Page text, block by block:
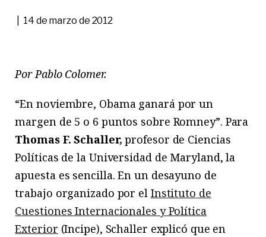
| 14 de marzo de 2012
Por Pablo Colomer.
“En noviembre, Obama ganará por un
margen de 5 o 6 puntos sobre Romney”. Para
Thomas F. Schaller, profesor de Ciencias
Políticas de la Universidad de Maryland, la
apuesta es sencilla. En un desayuno de
trabajo organizado por el Instituto de
Cuestiones Internacionales y Política
Exterior (Incipe), Schaller explicó que en